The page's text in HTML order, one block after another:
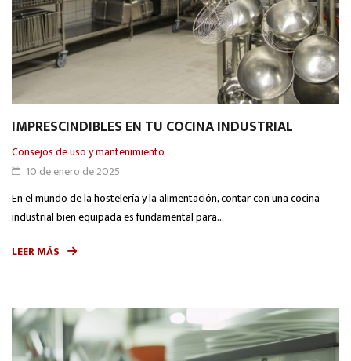
IMPRESCINDIBLES EN TU COCINA INDUSTRIAL
Consejos de uso y mantenimiento
10 de enero de 2025
En el mundo de la hostelería y la alimentación, contar con una cocina
industrial bien equipada es fundamental para...
LEER MÁS